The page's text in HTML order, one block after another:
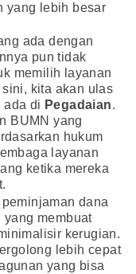
yang lebih besar
ada dengan
pun tidak
memilih layanan
kita akan ulas
ada di Pegadaian.
BUMN yang
hukum
layanan
ketika mereka
dana
yang membuat
kerugian.
lebih cepat
yang bisa